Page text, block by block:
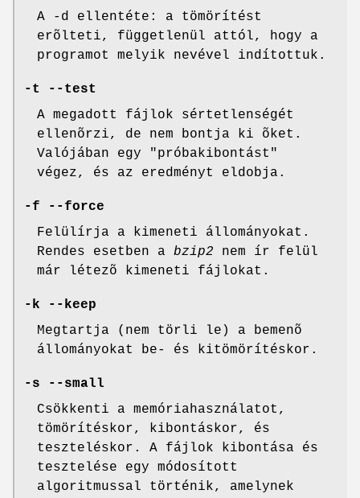
A -d ellentéte: a tömörítést
erõlteti, függetlenül attól, hogy a
programot melyik nevével indítottuk.
-t --test
A megadott fájlok sértetlenségét
ellenõrzi, de nem bontja ki õket.
Valójában egy "próbakibontást"
végez, és az eredményt eldobja.
-f --force
Felülírja a kimeneti állományokat.
Rendes esetben a bzip2 nem ír felül
már létezõ kimeneti fájlokat.
-k --keep
Megtartja (nem törli le) a bemenõ
állományokat be- és kitömörítéskor.
-s --small
Csökkenti a memóriahasználatot,
tömörítéskor, kibontáskor, és
teszteléskor. A fájlok kibontása és
tesztelése egy módosított
algoritmussal történik, amelynek